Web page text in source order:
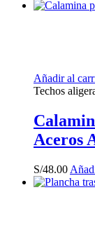
Añadir al
Techos
Aceros
S/48.00